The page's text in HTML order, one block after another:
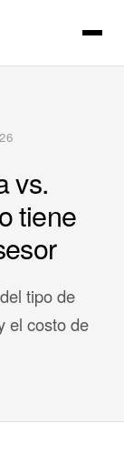
vs.
tiene
tipo de
el costo de